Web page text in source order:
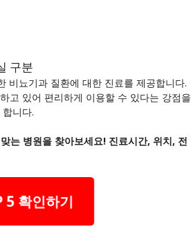
구분
비뇨기과 질환에 대한 진료를 제공합니다.
고 있어 편리하게 이용할 수 있다는 강점을
니다.
는 병원을 찾아보세요! 진료시간, 위치, 전
확인하기